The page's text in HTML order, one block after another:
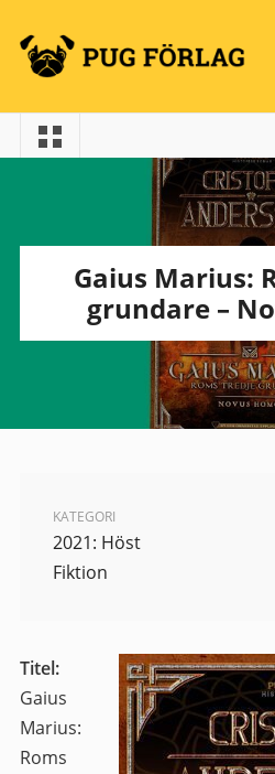
Gaius Marius:
grundare –
KATEGORI
2021: Höst
Fiktion
Titel:
Gaius
Marius:
Roms